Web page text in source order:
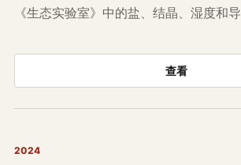
《生态实验室》中的盐、结晶、湿度和
查看
2024